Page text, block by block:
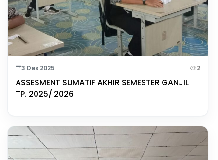
3 Des 2025 2
ASSESMENT SUMATIF AKHIR SEMESTER GANJIL
TP. 2025/ 2026